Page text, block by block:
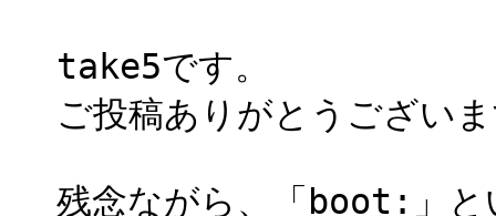
take5です。
ご投稿ありがとうござい
残念ながら、「boot:」と